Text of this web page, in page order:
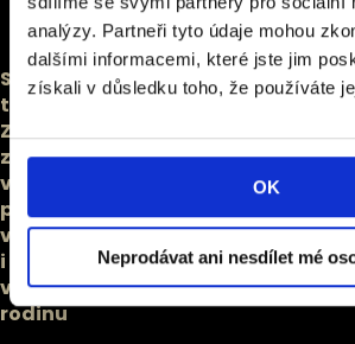
analýzy. Partneři tyto údaje mohou
dalšími informacemi, které jste jim
získali v důsledku toho, že používáte
OK
Neprodávat ani nesdílet mé
Sálavé
teplo:
Zdravý
způsob
vytápění
pro
vás
i
vaši
rodinu